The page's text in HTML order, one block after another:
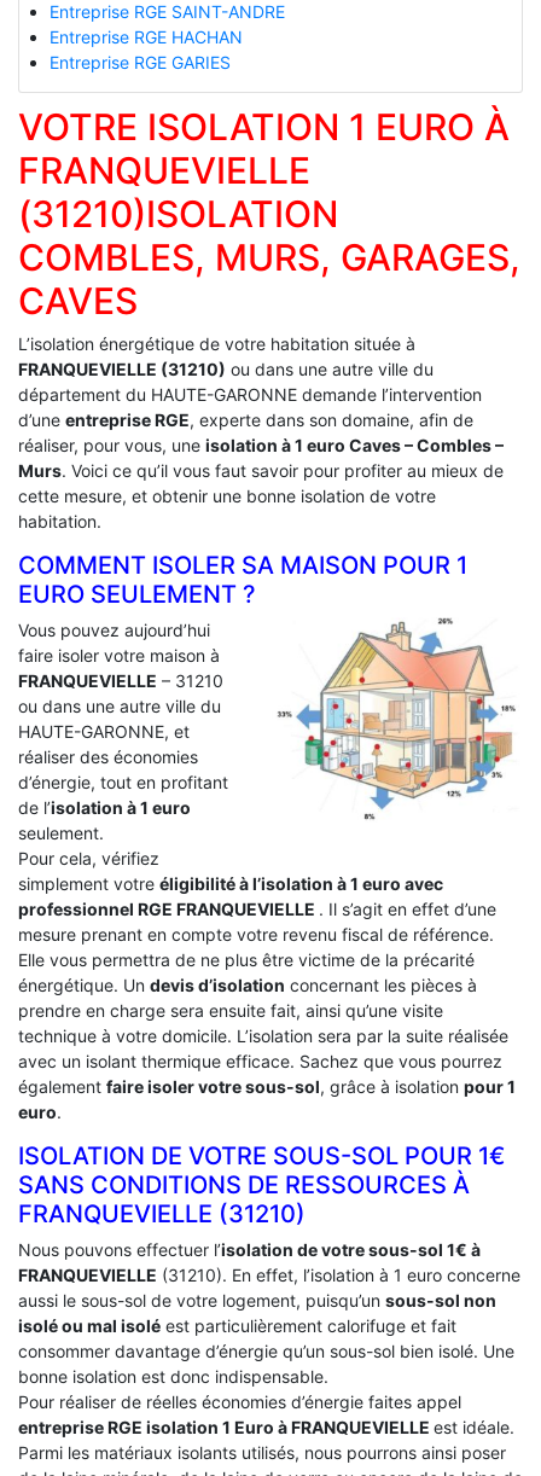
Entreprise RGE SAINT-ANDRE
Entreprise RGE HACHAN
Entreprise RGE GARIES
VOTRE ISOLATION 1 EURO À
FRANQUEVIELLE
(31210)ISOLATION
COMBLES, MURS, GARAGES,
CAVES
L’isolation énergétique de votre habitation située à
FRANQUEVIELLE (31210) ou dans une autre ville du
département du HAUTE-GARONNE demande l’intervention
d’une entreprise RGE, experte dans son domaine, afin de
réaliser, pour vous, une isolation à 1 euro Caves – Combles –
Murs. Voici ce qu’il vous faut savoir pour profiter au mieux de
cette mesure, et obtenir une bonne isolation de votre
habitation.
COMMENT ISOLER SA MAISON POUR 1
EURO SEULEMENT ?
Vous pouvez aujourd’hui
faire isoler votre maison à
FRANQUEVIELLE – 31210
ou dans une autre ville du
HAUTE-GARONNE, et
réaliser des économies
d’énergie, tout en profitant
de l’isolation à 1 euro
seulement.
Pour cela, vérifiez
simplement votre éligibilité à l’isolation à 1 euro avec
professionnel RGE FRANQUEVIELLE . Il s’agit en effet d’une
mesure prenant en compte votre revenu fiscal de référence.
Elle vous permettra de ne plus être victime de la précarité
énergétique. Un devis d’isolation concernant les pièces à
prendre en charge sera ensuite fait, ainsi qu’une visite
technique à votre domicile. L’isolation sera par la suite réalisée
avec un isolant thermique efficace. Sachez que vous pourrez
également faire isoler votre sous-sol, grâce à isolation pour 1
euro.
ISOLATION DE VOTRE SOUS-SOL POUR 1€
SANS CONDITIONS DE RESSOURCES À
‎FRANQUEVIELLE (31210)
Nous pouvons effectuer l’isolation de votre sous-sol 1€ à
FRANQUEVIELLE (31210). En effet, l’isolation à 1 euro concerne
aussi le sous-sol de votre logement, puisqu’un sous-sol non
isolé ou mal isolé est particulièrement calorifuge et fait
consommer davantage d’énergie qu’un sous-sol bien isolé. Une
bonne isolation est donc indispensable.
Pour réaliser de réelles économies d’énergie faites appel
entreprise RGE isolation 1 Euro à FRANQUEVIELLE est idéale.
Parmi les matériaux isolants utilisés, nous pourrons ainsi poser